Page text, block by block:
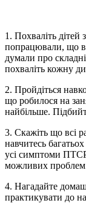
1. Похваліть
попрацювали, що
думали про
похваліть кожну
2. Пройдіться
що робилося на
найбільше.
3. Скажіть що всі
навчитесь
усі симптоми
можливих
4. Нагадайте
практикувати до